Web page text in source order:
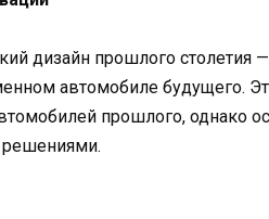
дизайн прошлого столетия
автомобиле будущего.
прошлого, однако